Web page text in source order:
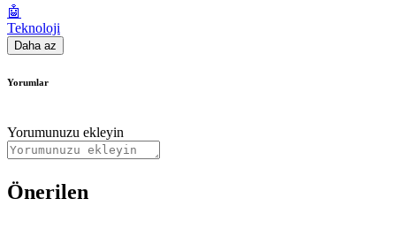
🤖
Teknoloji
Daha az
Yorumlar
Yorumunuzu ekleyin
Önerilen